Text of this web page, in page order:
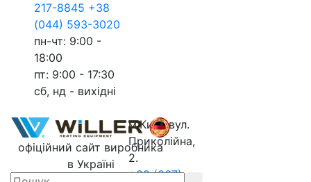
217-8845 +38
(044) 593-3020
пн-чт: 9:00 -
18:00
пт: 9:00 - 17:30
сб, нд - вихідні
м.Київ, вул.
Приколійна,
2.
+38 (067)
офіційний сайт виробника
в Україні